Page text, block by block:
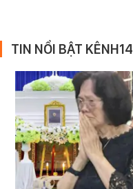
TIN NỔI BẬT KÊNH14